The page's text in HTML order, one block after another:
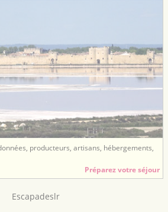
producteurs, artisans, hébergements,
Préparez votre séjour
Escapadeslr